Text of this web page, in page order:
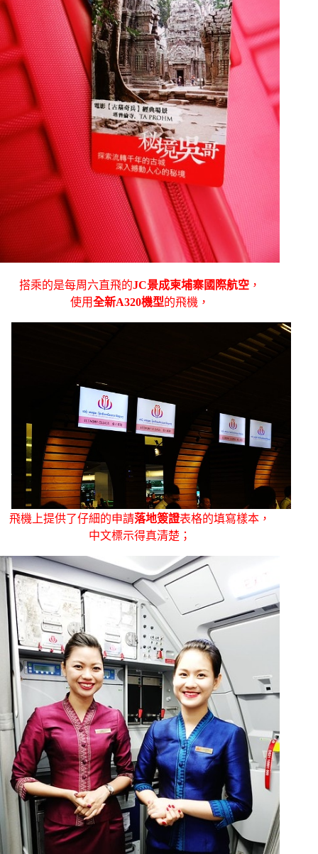
搭乘的是每周六直飛的JC景成柬埔寨國際航空 ，
使用全新A320機型的飛機，
飛機上提供了仔細的申請落地簽證表格的填寫樣本，
中文標示得真清楚；